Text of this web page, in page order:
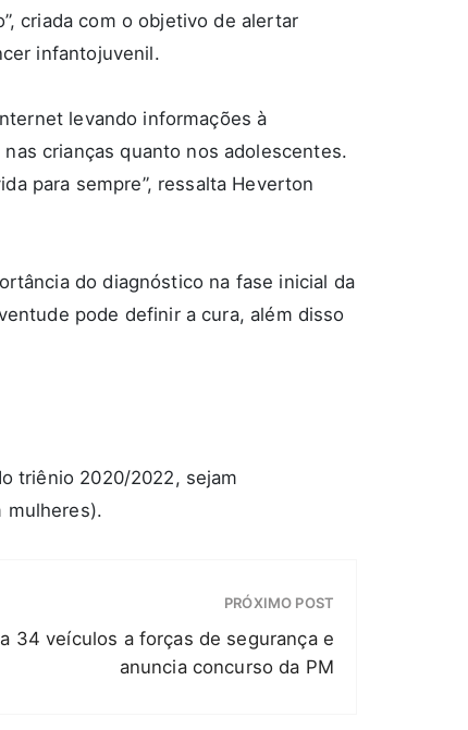
criada com o objetivo de alertar
infantojuvenil.
levando informações à
crianças quanto nos adolescentes.
para sempre”, ressalta Heverton
do diagnóstico na fase inicial da
pode definir a cura, além disso
triênio 2020/2022, sejam
mulheres).
PRÓXIMO POST
34 veículos a forças de segurança e
anuncia concurso da PM